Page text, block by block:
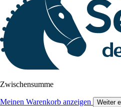
Zwischensumme
Meinen Warenkorb anzeigen Weiter